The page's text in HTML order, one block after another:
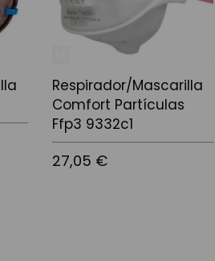
Respirador/Mascarilla
Comfort Partículas
Ffp3 9332c1
27,05 €